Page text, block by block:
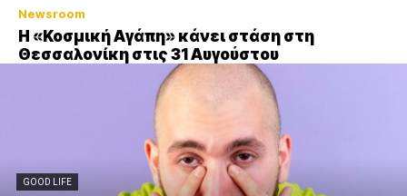
Newsroom
Η «Κοσμική Αγάπη» κάνει στάση στη
Θεσσαλονίκη στις 31 Αυγούστου
GOOD LIFE